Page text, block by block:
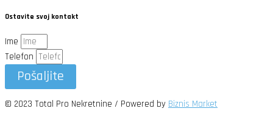
Ostavite svoj kontakt
Ime
Telefon
Pošaljite
© 2023 Total Pro Nekretnine / Powered by Biznis Market